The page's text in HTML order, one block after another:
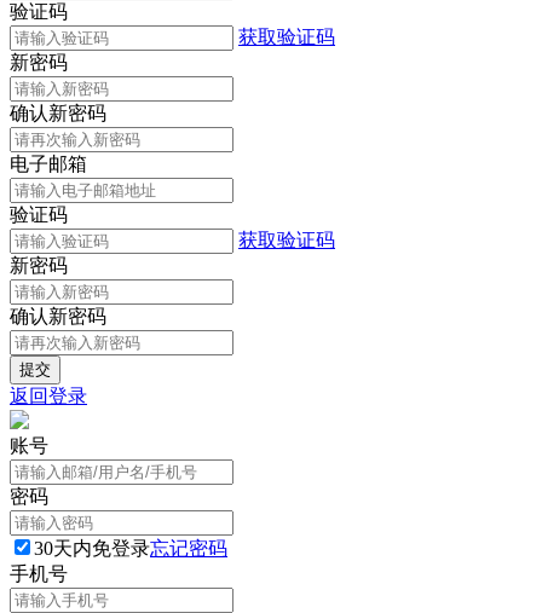
验证码
获取验证码
新密码
确认新密码
电子邮箱
验证码
获取验证码
新密码
确认新密码
返回登录
账号
密码
30天内免登录忘记密码
手机号